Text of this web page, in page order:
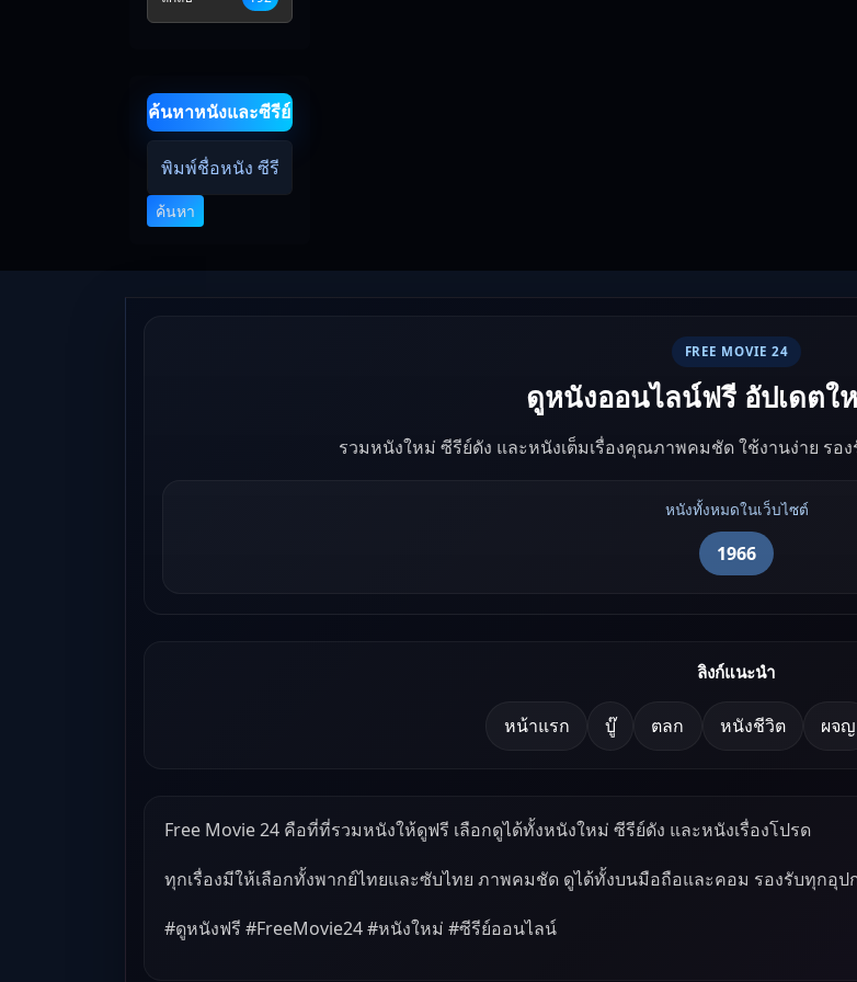
ค้นหาหนังและซีรีย์
ค้นหา
FREE MOVIE 24
ดูหนังออนไลน์ฟรี อัปเดตใ
รวมหนังใหม่ ซีรีย์ดัง และหนังเต็มเรื่องคุณภาพคมชัด ใช้งานง่าย รอ
หนังทั้งหมดในเว็บไซต์
1966
ลิงก์แนะนำ
หน้าแรก บู๊ ตลก หนังชีวิต ผจญ
Free Movie 24 คือที่ที่รวมหนังให้ดูฟรี เลือกดูได้ทั้งหนังใหม่ ซีรีย์ดัง และหนังเรื่องโปรด
ทุกเรื่องมีให้เลือกทั้งพากย์ไทยและซับไทย ภาพคมชัด ดูได้ทั้งบนมือถือและคอม รองรับทุกอุ
#ดูหนังฟรี #FreeMovie24 #หนังใหม่ #ซีรีย์ออนไลน์